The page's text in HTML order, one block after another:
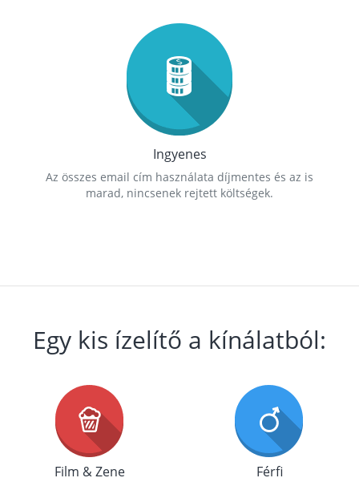
Ingyenes
Az összes email cím használata díjmentes és az is
marad, nincsenek rejtett költségek.
Egy kis ízelítő a kínálatból:
Film & Zene Férfi